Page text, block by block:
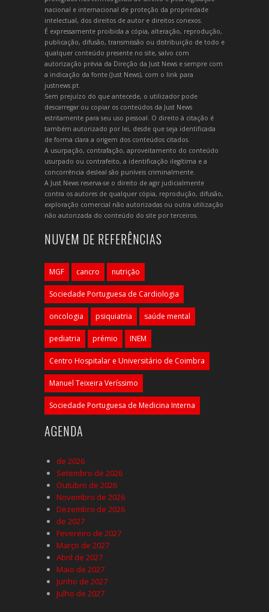
nacional e internacional de proteção da propriedade
intelectual, dos direitos de autor e direitos conexos.
É expressamente proibida a cópia, alteração, reprodução,
publicação, difusão, transmissão ou distribuição de todo e
qualquer conteúdo presente no site, salvo com
autorização prévia da Direção da Just News e sempre com
a indicação da fonte (Just News), com o link para
justnews.pt.
Sem prejuízo do que antecede, o utilizador pode
descarregar ou copiar os conteúdos da Just News
estritamente para seu uso pessoal. O direito à citação é
também autorizado por lei, desde que seja identificada
de forma clara a origem dos conteúdos citados.
A usurpação, contrafação, aproveitamento do conteúdo
usurpado ou contrafeito, a identificação ilegítima e a
concorrência desleal são puníveis criminalmente.
A Just News reserva-se o direito de agir judicialmente
contra os autores de qualquer cópia, reprodução, difusão,
exploração comercial não autorizadas ou outra utilização
não autorizada do conteúdo do site por terceiros.
NUVEM DE REFERÊNCIAS
MGF cancro nutrição
Sociedade Portuguesa de Cardiologia
oncologia psiquiatria saúde mental
pediatria prémio INEM
Centro Hospitalar e Universitário de Coimbra
Manuel Teixeira Veríssimo
Sociedade Portuguesa de Medicina Interna
AGENDA
de 2026
Setembro de 2026
Outubro de 2026
Novembro de 2026
Dezembro de 2026
de 2027
Fevereiro de 2027
Março de 2027
Abril de 2027
Maio de 2027
Junho de 2027
Julho de 2027